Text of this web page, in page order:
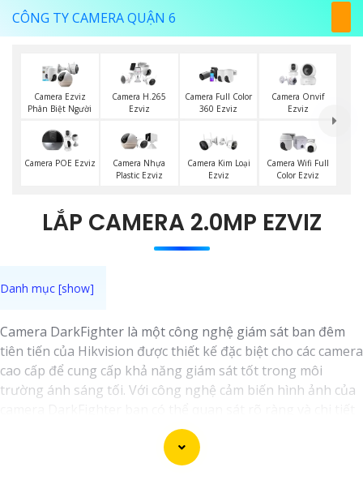
CÔNG TY CAMERA QUẬN 6
Camera Ezviz
Phân Biệt Người
Camera H.265
Ezviz
Camera Full Color
360 Ezviz
Camera Onvif
Ezviz
Camera POE Ezviz
Camera Nhựa
Plastic Ezviz
Camera Kim Loại
Ezviz
Camera Wifi Full
Color Ezviz
LẮP CAMERA 2.0MP EZVIZ
Camera DarkFighter là một công nghệ giám sát ban đêm
tiên tiến của Hikvision được thiết kế đặc biệt cho các camera
cao cấp để cung cấp khả năng giám sát tốt trong môi
trường ánh sáng tối. Với công nghệ cảm biến hình ảnh của
ngay cả trong điều kiện ánh sáng yếu. Công nghệ
DarkFighter của Hikvision cung cấp khả năng tái tạo màu
sắc chính xác và hình ảnh sắc nét, cho phép bạn nhìn rõ